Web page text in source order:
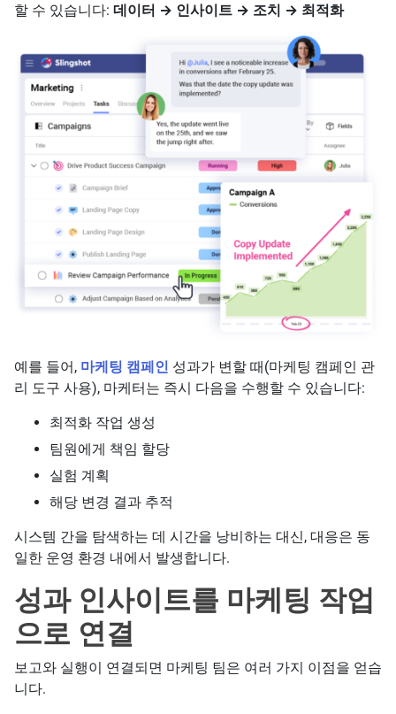
할 수 있습니다: 데이터 → 인사이트 → 조치 → 최적화
예를 들어, 마케팅 캠페인 성과가 변할 때(마케팅 캠페인 관
리 도구 사용), 마케터는 즉시 다음을 수행할 수 있습니다:
최적화 작업 생성
팀원에게 책임 할당
실험 계획
해당 변경 결과 추적
시스템 간을 탐색하는 데 시간을 낭비하는 대신, 대응은 동
일한 운영 환경 내에서 발생합니다.
성과 인사이트를 마케팅 작업
으로 연결
보고와 실행이 연결되면 마케팅 팀은 여러 가지 이점을 얻습
니다.